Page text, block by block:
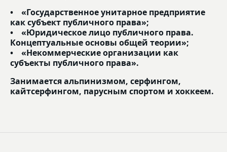
• «Государственное унитарное предприятие
как субъект публичного права»;
• «Юридическое лицо публичного права.
Концептуальные основы общей теории»;
• «Некоммерческие организации как
субъекты публичного права».
Занимается альпинизмом, серфингом,
кайтсерфингом, парусным спортом и хоккеем.